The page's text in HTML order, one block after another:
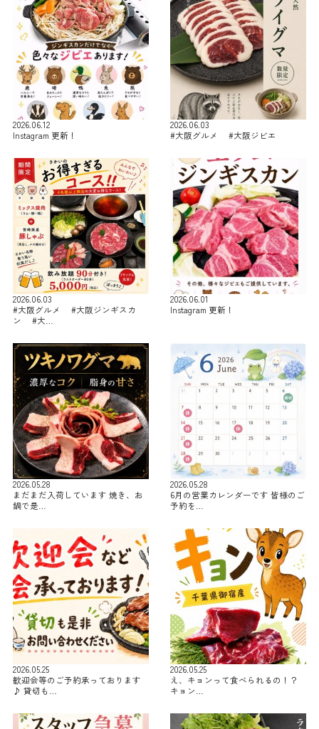
2026.06.12
Instagram 更新！
2026.06.03
#大阪グルメ #大阪ジビエ
2026.06.03
#大阪グルメ #大阪ジンギスカ
ン #大…
2026.06.01
Instagram 更新！
2026.05.28
まだまだ入荷しています 焼き、お
鍋で是…
2026.05.28
6月の営業カレンダーです 皆様のご
予約を…
2026.05.25
歓迎会等のご予約承っております
♪ 貸切も…
2026.05.25
え、キョンって食べられるの！？
キョン…